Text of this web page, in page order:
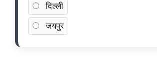
दिल्ली
जयपुर